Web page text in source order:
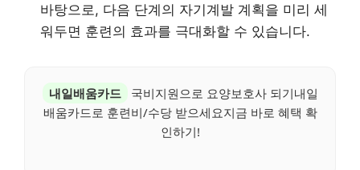
바탕으로, 다음 단계의 자기계발 계획을 미리 세
워두면 훈련의 효과를 극대화할 수 있습니다.
내일배움카드
국비지원으로 요양보호사 되기내일
배움카드로 훈련비/수당 받으세요지금 바로 혜택 확
인하기!